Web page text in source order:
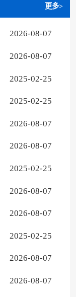
更多>
2026-08-07
2026-08-07
2025-02-25
2025-02-25
2026-08-07
2026-08-07
2025-02-25
2026-08-07
2026-08-07
2025-02-25
2026-08-07
2026-08-07